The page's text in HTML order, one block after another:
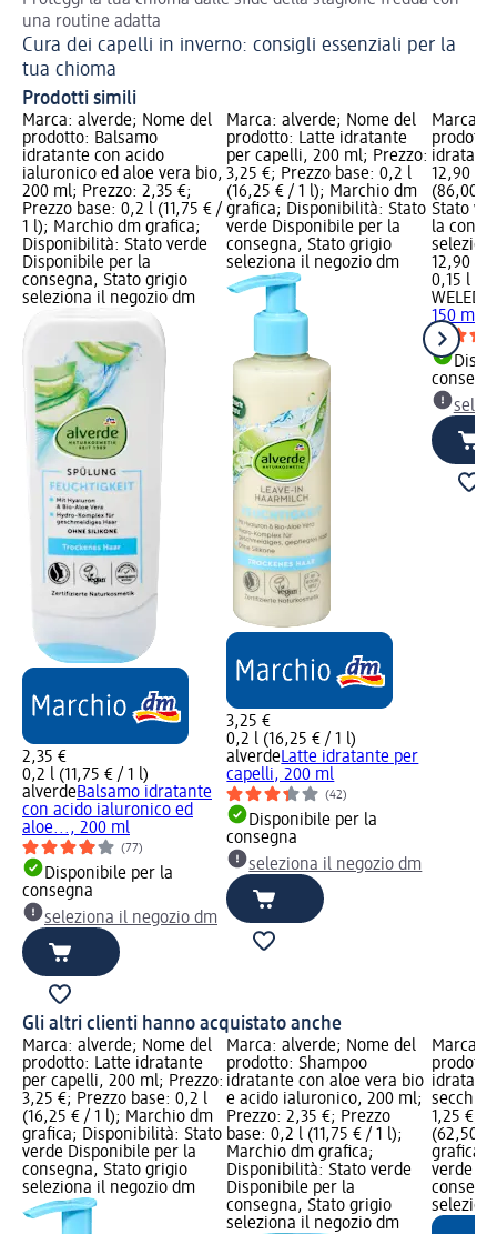
una routine adatta
Cura dei capelli in inverno: consigli essenziali per la
tua chioma
Prodotti simili
Marca: alverde; Nome del
prodotto: Balsamo
idratante con acido
ialuronico ed aloe vera bio,
200 ml; Prezzo: 2,35 €;
Prezzo base: 0,2 l (11,75 € /
1 l); Marchio dm grafica;
Disponibilità: Stato verde
Disponibile per la
consegna, Stato grigio
seleziona il negozio dm
2,35 €
0,2 l (11,75 € / 1 l)
alverdeBalsamo idratante
con acido ialuronico ed
aloe..., 200 ml
(77)
Disponibile per la
consegna
seleziona il negozio dm
Marca: alverde; Nome del
prodotto: Latte idratante
per capelli, 200 ml; Prezzo:
3,25 €; Prezzo base: 0,2 l
(16,25 € / 1 l); Marchio dm
grafica; Disponibilità: Stato
verde Disponibile per la
consegna, Stato grigio
seleziona il negozio dm
3,25 €
0,2 l (16,25 € / 1 l)
alverdeLatte idratante per
capelli, 200 ml
(42)
Disponibile per la
consegna
seleziona il negozio dm
Marca:
12,90 €;
(86,00
Stato
la
12,90 €
0,15 l
WELEDA
150 ml
Gli altri clienti hanno acquistato anche
Marca: alverde; Nome del
prodotto: Latte idratante
per capelli, 200 ml; Prezzo:
3,25 €; Prezzo base: 0,2 l
(16,25 € / 1 l); Marchio dm
grafica; Disponibilità: Stato
verde Disponibile per la
consegna, Stato grigio
seleziona il negozio dm
Marca: alverde; Nome del
prodotto: Shampoo
idratante con aloe vera bio
e acido ialuronico, 200 ml;
Prezzo: 2,35 €; Prezzo
base: 0,2 l (11,75 € / 1 l);
Marchio dm grafica;
Disponibilità: Stato verde
Disponibile per la
consegna, Stato grigio
seleziona il negozio dm
Marca:
secchi,
1,25 €;
(62,50 €
grafica;
verde